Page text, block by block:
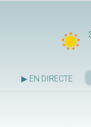
▶ EN DIRECTE